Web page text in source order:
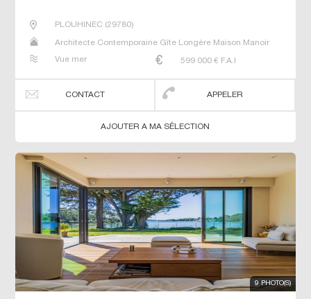
PLOUHINEC(29780)
Architecte Contemporaine Gîte Longère Maison Manoir
Vue mer
599 000 € F.A.I
CONTACT APPELER
AJOUTER A MA SÉLECTION
9 PHOTO(S)